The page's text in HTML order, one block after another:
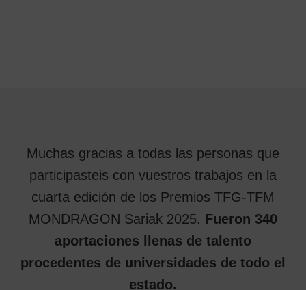
Muchas gracias a todas las personas que
participasteis con vuestros trabajos en la
cuarta edición de los Premios TFG-TFM
MONDRAGON Sariak 2025. Fueron 340
aportaciones llenas de talento
procedentes de universidades de todo el
estado.